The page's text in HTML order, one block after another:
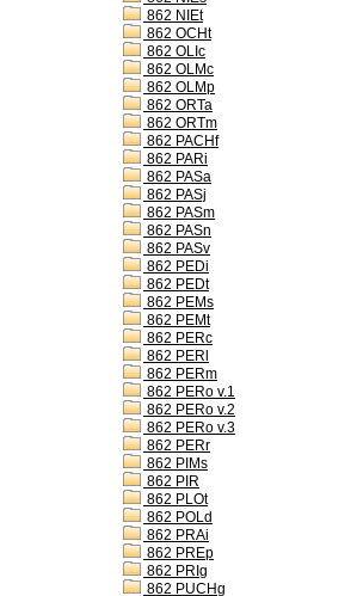
862 NIEt
862 OCHt
862 OLIc
862 OLMc
862 OLMp
862 ORTa
862 ORTm
862 PACHf
862 PARi
862 PASa
862 PASj
862 PASm
862 PASn
862 PASv
862 PEDi
862 PEDt
862 PEMs
862 PEMt
862 PERc
862 PERl
862 PERm
862 PERo v.1
862 PERo v.2
862 PERo v.3
862 PERr
862 PIMs
862 PIR
862 PLOt
862 POLd
862 PRAi
862 PREp
862 PRIg
862 PUCHg